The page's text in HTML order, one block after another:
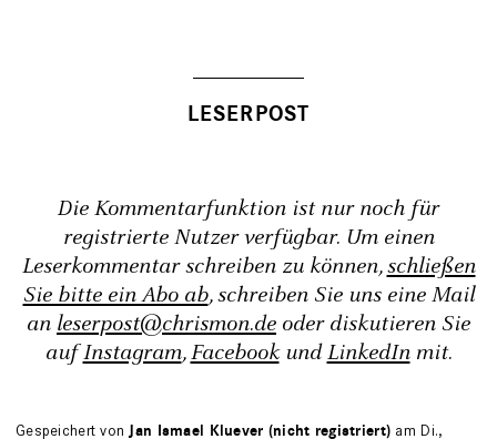
Die Kommentarfunktion ist nur noch für
registrierte Nutzer verfügbar. Um einen
Leserkommentar schreiben zu können,schließen
Sie bitte ein Abo ab, schreiben Sie uns eine Mail
an leserpost@chrismon.de oder diskutieren Sie
aufInstagram,FacebookundLinkedInmit.
Gespeichert von Jan Ismael Kluever (nicht registriert) am Di.,